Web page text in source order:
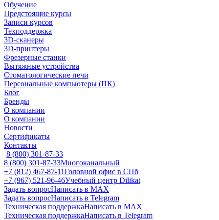
Обучение
Предстоящие курсы
Записи курсов
Техподдержка
3D-сканеры
3D-принтеры
Фрезерные станки
Вытяжные устройства
Стоматологические печи
Персональные компьютеры (ПК)
Блог
Бренды
О компании
О компании
Новости
Сертификаты
Контакты
8 (800) 301-87-33
8 (800) 301-87-33Многоканальный
+7 (812) 467-87-11Головной офис в СПб
+7 (967) 521-96-46Учебный центр Dilikat
Задать вопросНаписать в MAX
Задать вопросНаписать в Telegram
Техническая поддержкаНаписать в MAX
Техническая поддержкаНаписать в Telegram